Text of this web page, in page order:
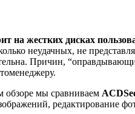
на жестких дисках
неудачных, не
Причин,
обзоре мы сравниваем
редактирование